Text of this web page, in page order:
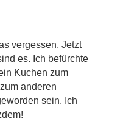
vergessen. Jetzt
es. Ich befürchte
Kuchen zum
anderen
sein. Ich